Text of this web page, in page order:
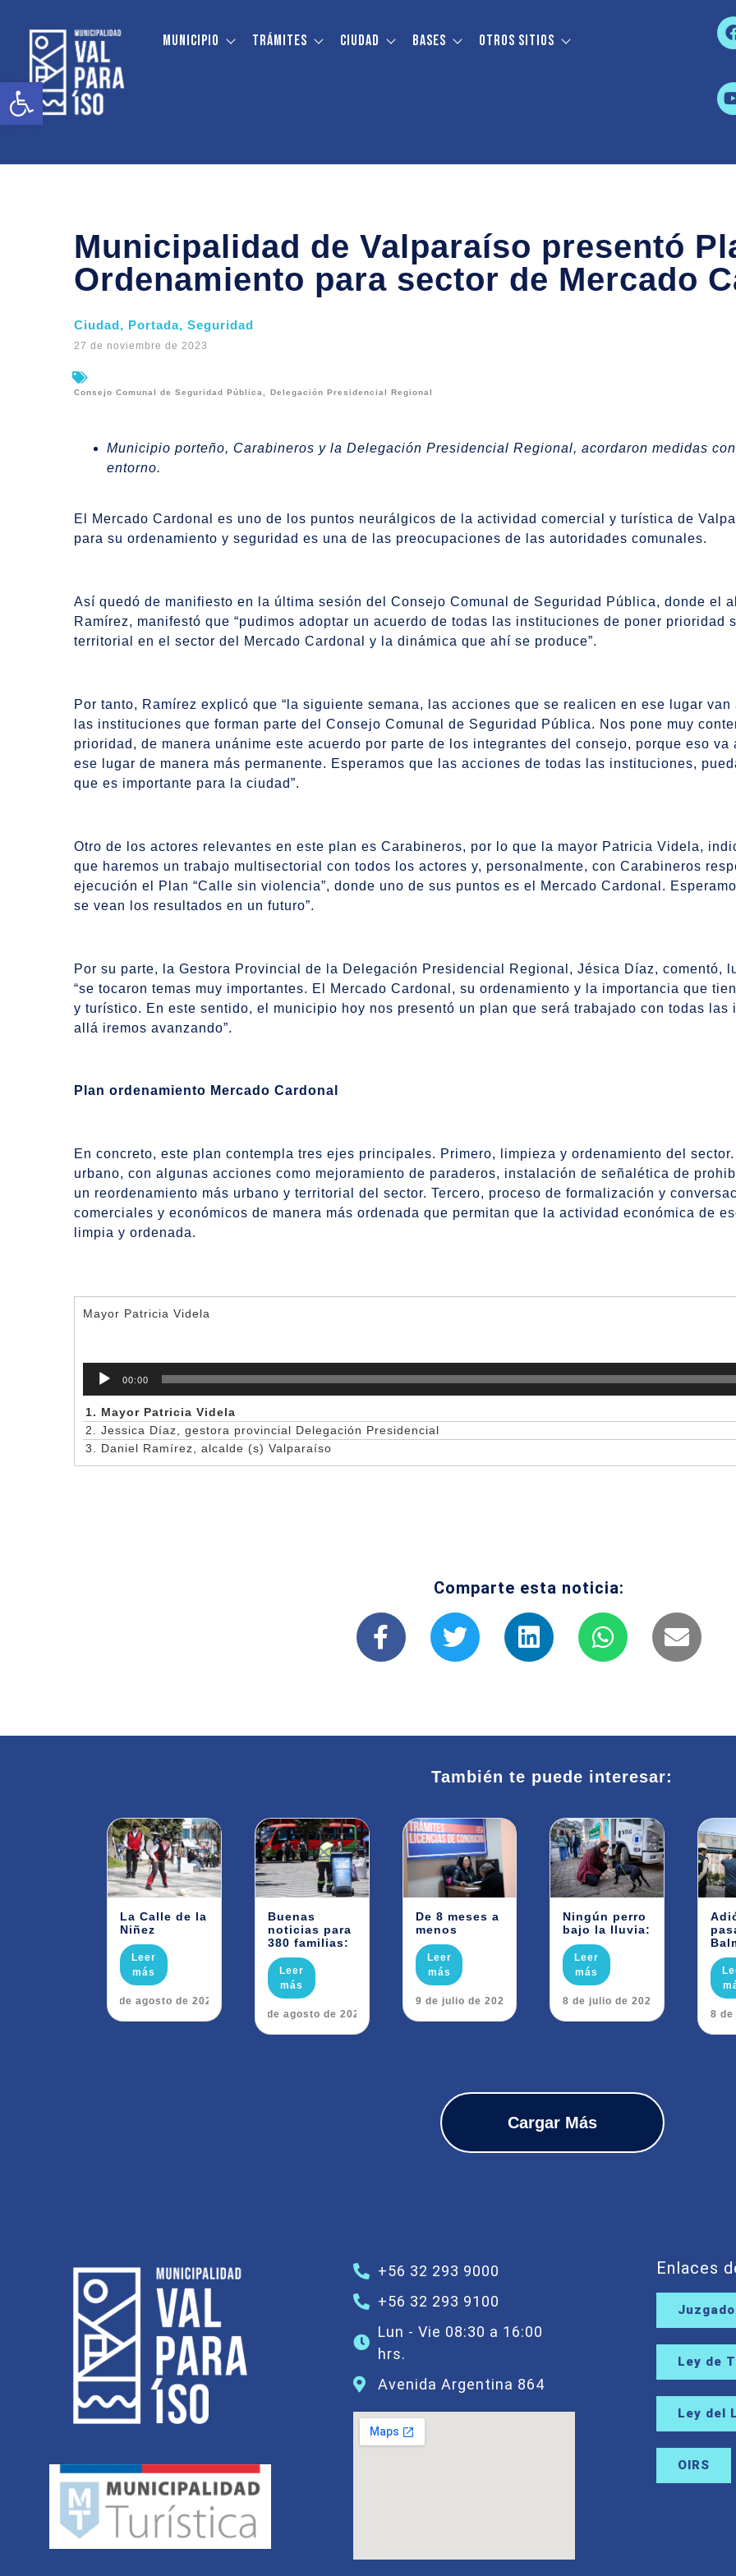
Abrir barra de herramientas
Municipio Trámites Ciudad Bases Otros sitios
Municipalidad de Valparaíso presentó
Ordenamiento para sector de Mercado
Ciudad, Portada, Seguridad
27 de noviembre de 2023
Consejo Comunal de Seguridad Pública Delegación Presidencial Regional
Municipio porteño, Carabineros y la Delegación Presidencial Regional, acordaron medidas
entorno.
El Mercado Cardonal es uno de los puntos neurálgicos de la actividad comercial y turística de
para su ordenamiento y seguridad es una de las preocupaciones de las autoridades comunales.
Así quedó de manifiesto en la última sesión del Consejo Comunal de Seguridad Pública, donde el
Ramírez, manifestó que “pudimos adoptar un acuerdo de todas las instituciones de poner prioridad
territorial en el sector del Mercado Cardonal y la dinámica que ahí se produce”.
Por tanto, Ramírez explicó que “la siguiente semana, las acciones que se realicen en ese lugar
las instituciones que forman parte del Consejo Comunal de Seguridad Pública. Nos pone muy
prioridad, de manera unánime este acuerdo por parte de los integrantes del consejo, porque eso
ese lugar de manera más permanente. Esperamos que las acciones de todas las instituciones,
que es importante para la ciudad”.
Otro de los actores relevantes en este plan es Carabineros, por lo que la mayor Patricia Videla,
que haremos un trabajo multisectorial con todos los actores y, personalmente, con Carabineros
ejecución el Plan “Calle sin violencia”, donde uno de sus puntos es el Mercado Cardonal.
se vean los resultados en un futuro”.
Por su parte, la Gestora Provincial de la Delegación Presidencial Regional, Jésica Díaz, comentó,
“se tocaron temas muy importantes. El Mercado Cardonal, su ordenamiento y la importancia que
y turístico. En este sentido, el municipio hoy nos presentó un plan que será trabajado con todas las
allá iremos avanzando”.
Plan ordenamiento Mercado Cardonal
En concreto, este plan contempla tres ejes principales. Primero, limpieza y ordenamiento del
urbano, con algunas acciones como mejoramiento de paraderos, instalación de señalética de
un reordenamiento más urbano y territorial del sector. Tercero, proceso de formalización y
comerciales y económicos de manera más ordenada que permitan que la actividad económica de
limpia y ordenada.
Mayor Patricia Videla
Reproductor
00:00
1. Mayor Patricia Videla
2. Jessica Díaz, gestora provincial Delegación Presidencial
3. Daniel Ramírez, alcalde (s) Valparaíso
Comparte esta noticia:
También te puede interesar:
La Calle de la
Niñez
Leer
más
6 de agosto de 2026
Buenas
noticias para
380 familias:
Leer
más
5 de agosto de 2026
De 8 meses a
menos
Leer
más
29 de julio de 2026
Ningún perro
bajo la lluvia:
Leer
más
28 de julio de 2026
28
Cargar Más
+56 32 293 9000
+56 32 293 9100
Lun - Vie 08:30 a 16:00
hrs.
Avenida Argentina 864
Enlaces
Ley de
Ley del
OIRS